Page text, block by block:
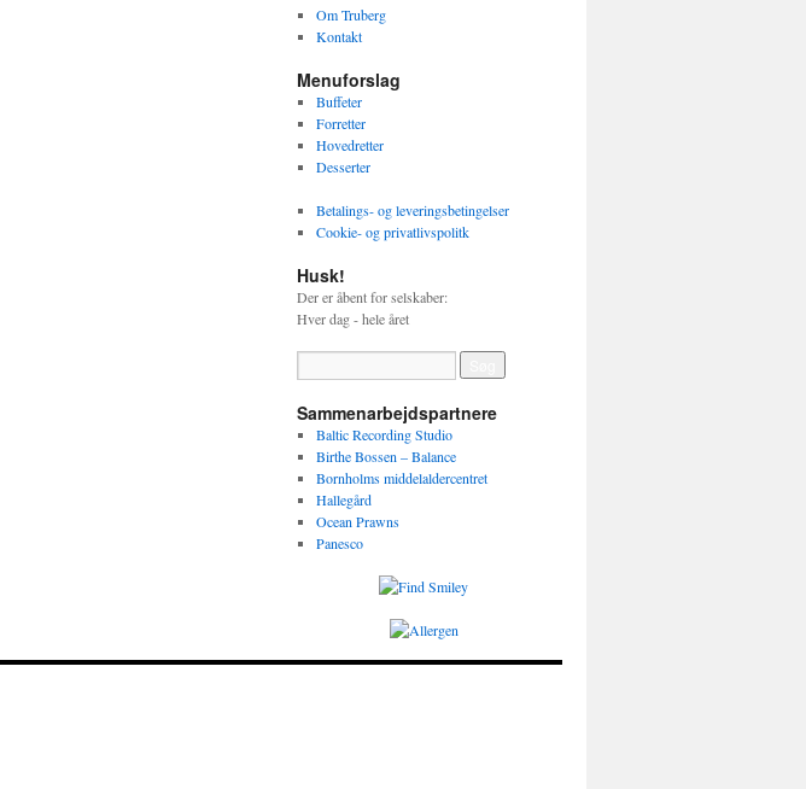
Om Truberg
Kontakt
Menuforslag
Buffeter
Forretter
Hovedretter
Desserter
Betalings- og leveringsbetingelser
Cookie- og privatlivspolitk
Husk!
Der er åbent for selskaber:
Hver dag - hele året
Sammenarbejdspartnere
Baltic Recording Studio
Birthe Bossen – Balance
Bornholms middelaldercentret
Hallegård
Ocean Prawns
Panesco